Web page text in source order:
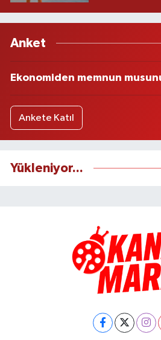
Anket
Ekonomiden memnun
Ankete Katıl
Yükleniyor...